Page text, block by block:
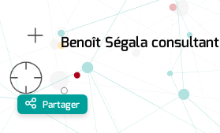
Benoît Ségala consultant
Partager